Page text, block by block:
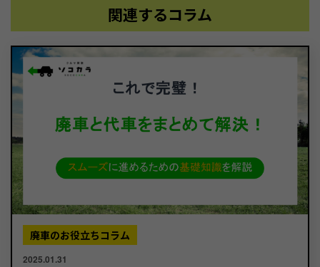
関連するコラム
廃車のお役立ちコラム
2025.01.31